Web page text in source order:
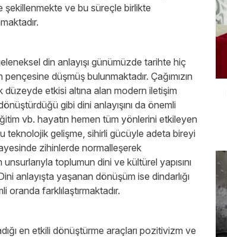
şekillenmekte ve bu süreçle birlikte
din anlayışı günümüzde tarihte hiç
düşmüş bulunmaktadır. Çağımızın
etkisi altına alan modern iletişim
gibi dini anlayışını da önemli
vb. hayatın hemen tüm yönlerini etkileyen
teknolojik gelişme, sihirli gücüyle adeta bireyi
zihinlerde normalleşerek
toplumun dini ve kültürel yapısını
anlayışta yaşanan dönüşüm ise dindarlığı
farklılaştırmaktadır.
en etkili dönüştürme araçları pozitivizm ve